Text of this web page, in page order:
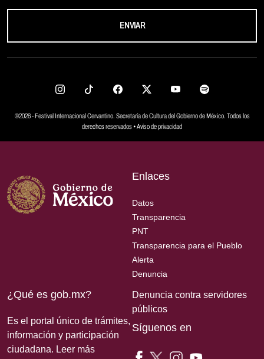
ENVIAR
©2026 - Festival Internacional Cervantino. Secretaría de Cultura del Gobierno de México. Todos los
derechos reservados •Aviso de privacidad
Enlaces
Datos
Transparencia
PNT
Transparencia para el Pueblo
Alerta
Denuncia
¿Qué es gob.mx?
Es el portal único de trámites,
información y participación
ciudadana. Leer más
Denuncia contra servidores
públicos
Síguenos en